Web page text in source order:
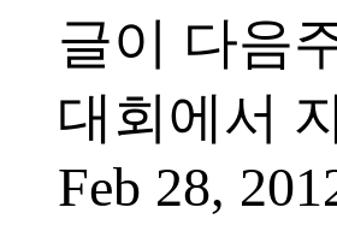
글이 다음
대회에서
Feb 28,